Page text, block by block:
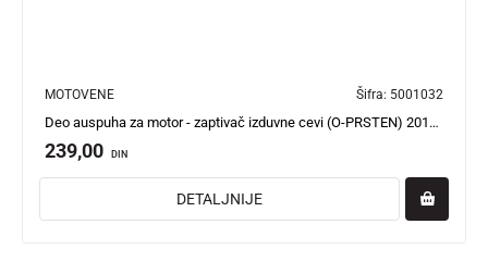
MOTOVENE Šifra: 5001032
Deo auspuha za motor - zaptivač izduvne cevi (O-PRSTEN) 20100101603001 New Adviser
239,00 DIN
DETALJNIJE